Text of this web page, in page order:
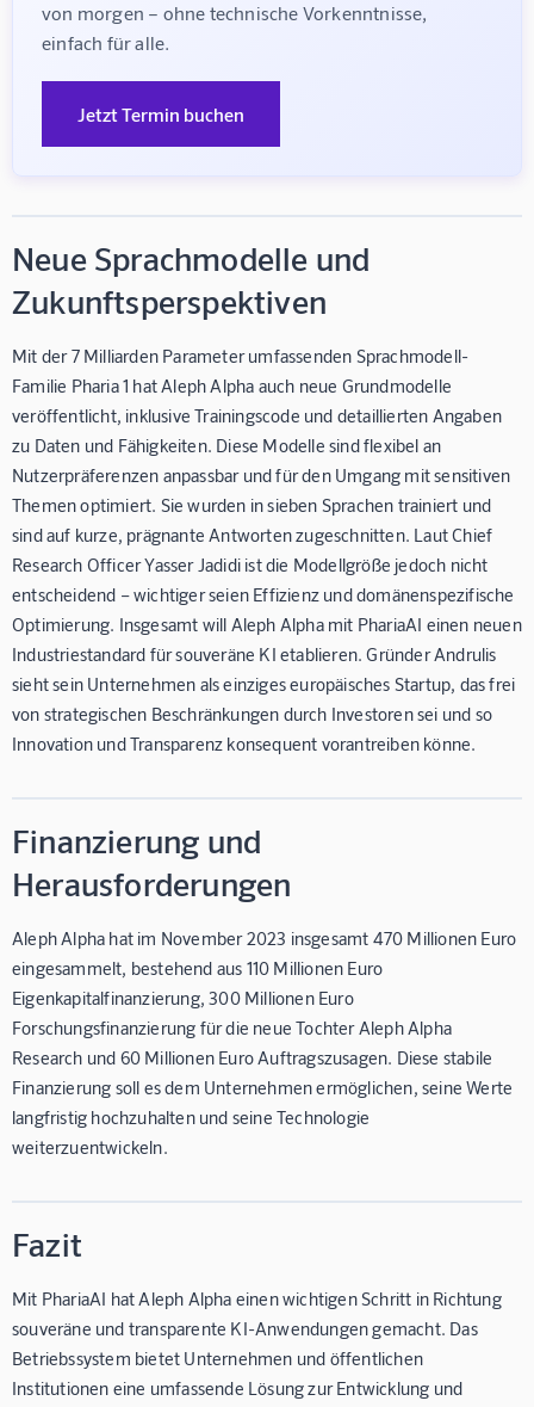
von morgen – ohne technische Vorkenntnisse,
einfach für alle.
Jetzt Termin buchen
Neue Sprachmodelle und
Zukunftsperspektiven
Mit der 7 Milliarden Parameter umfassenden Sprachmodell-
Familie Pharia 1 hat Aleph Alpha auch neue Grundmodelle
veröffentlicht, inklusive Trainingscode und detaillierten Angaben
zu Daten und Fähigkeiten. Diese Modelle sind flexibel an
Nutzerpräferenzen anpassbar und für den Umgang mit sensitiven
Themen optimiert. Sie wurden in sieben Sprachen trainiert und
sind auf kurze, prägnante Antworten zugeschnitten. Laut Chief
Research Officer Yasser Jadidi ist die Modellgröße jedoch nicht
entscheidend – wichtiger seien Effizienz und domänenspezifische
Optimierung. Insgesamt will Aleph Alpha mit PhariaAI einen neuen
Industriestandard für souveräne KI etablieren. Gründer Andrulis
sieht sein Unternehmen als einziges europäisches Startup, das frei
von strategischen Beschränkungen durch Investoren sei und so
Innovation und Transparenz konsequent vorantreiben könne.
Finanzierung und
Herausforderungen
Aleph Alpha hat im November 2023 insgesamt 470 Millionen Euro
eingesammelt, bestehend aus 110 Millionen Euro
Eigenkapitalfinanzierung, 300 Millionen Euro
Forschungsfinanzierung für die neue Tochter Aleph Alpha
Research und 60 Millionen Euro Auftragszusagen. Diese stabile
Finanzierung soll es dem Unternehmen ermöglichen, seine Werte
langfristig hochzuhalten und seine Technologie
weiterzuentwickeln.
Fazit
Mit PhariaAI hat Aleph Alpha einen wichtigen Schritt in Richtung
souveräne und transparente KI-Anwendungen gemacht. Das
Betriebssystem bietet Unternehmen und öffentlichen
Institutionen eine umfassende Lösung zur Entwicklung und